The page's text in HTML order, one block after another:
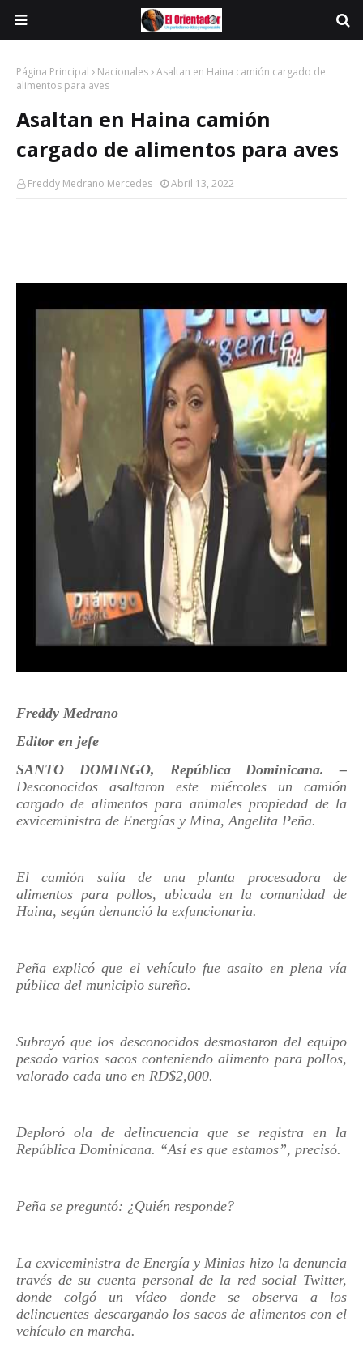
Página Principal Nacionales Asaltan en Haina camión cargado de
alimentos para aves
Asaltan en Haina camión
cargado de alimentos para aves
Freddy Medrano Mercedes Abril 13, 2022
Freddy Medrano
Editor en jefe
SANTO DOMINGO, República Dominicana. –
Desconocidos asaltaron este miércoles un camión
cargado de alimentos para animales propiedad de la
exviceministra de Energías y Mina, Angelita Peña.
El camión salía de una planta procesadora de
alimentos para pollos, ubicada en la comunidad de
Haina, según denunció la exfuncionaria.
Peña explicó que el vehículo fue asalto en plena vía
pública del municipio sureño.
Subrayó que los desconocidos desmostaron del equipo
pesado varios sacos conteniendo alimento para pollos,
valorado cada uno en RD$2,000.
Deploró ola de delincuencia que se registra en la
República Dominicana. “Así es que estamos”, precisó.
Peña se preguntó: ¿Quién responde?
La exviceministra de Energía y Minias hizo la denuncia
través de su cuenta personal de la red social Twitter,
donde colgó un vídeo donde se observa a los
delincuentes descargando los sacos de alimentos con el
vehículo en marcha.